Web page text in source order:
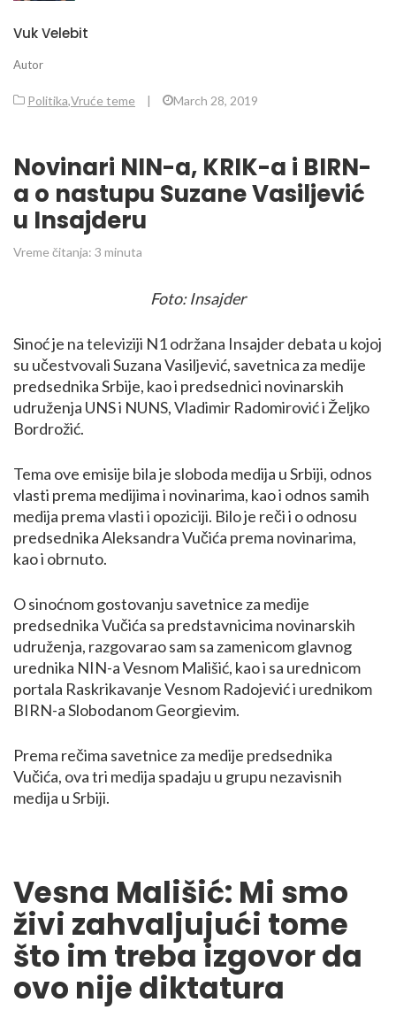
Vuk Velebit
Autor
Politika,Vruće teme | March 28, 2019
Novinari NIN-a, KRIK-a i BIRN-
a o nastupu Suzane Vasiljević
u Insajderu
Vreme čitanja: 3 minuta
Foto: Insajder
Sinoć je na televiziji N1 održana Insajder debata u kojoj
su učestvovali Suzana Vasiljević, savetnica za medije
predsednika Srbije, kao i predsednici novinarskih
udruženja UNS i NUNS, Vladimir Radomirović i Željko
Bordrožić.
Tema ove emisije bila je sloboda medija u Srbiji, odnos
vlasti prema medijima i novinarima, kao i odnos samih
medija prema vlasti i opoziciji. Bilo je reči i o odnosu
predsednika Aleksandra Vučića prema novinarima,
kao i obrnuto.
O sinoćnom gostovanju savetnice za medije
predsednika Vučića sa predstavnicima novinarskih
udruženja, razgovarao sam sa zamenicom glavnog
urednika NIN-a Vesnom Mališić, kao i sa urednicom
portala Raskrikavanje Vesnom Radojević i urednikom
BIRN-a Slobodanom Georgievim.
Prema rečima savetnice za medije predsednika
Vučića, ova tri medija spadaju u grupu nezavisnih
medija u Srbiji.
Vesna Mališić: Mi smo
živi zahvaljujući tome
što im treba izgovor da
ovo nije diktatura